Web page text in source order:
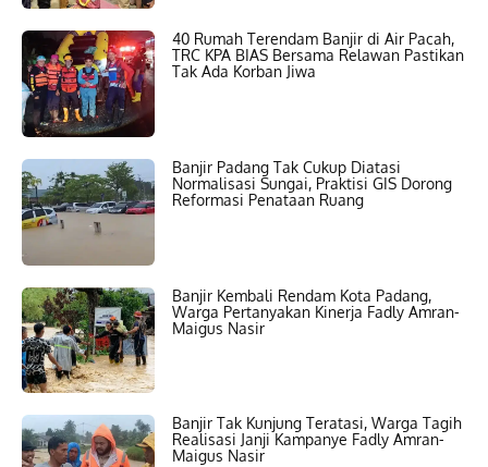
40 Rumah Terendam Banjir di Air Pacah,
TRC KPA BIAS Bersama Relawan Pastikan
Tak Ada Korban Jiwa
Banjir Padang Tak Cukup Diatasi
Normalisasi Sungai, Praktisi GIS Dorong
Reformasi Penataan Ruang
Banjir Kembali Rendam Kota Padang,
Warga Pertanyakan Kinerja Fadly Amran-
Maigus Nasir
Banjir Tak Kunjung Teratasi, Warga Tagih
Realisasi Janji Kampanye Fadly Amran-
Maigus Nasir